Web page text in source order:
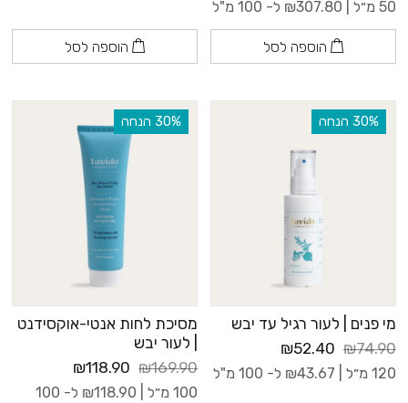
50 מ״ל | ₪307.80 ל- 100 מ"ל
הוספה לסל הוספה לסל
‫30% הנחה
מי פנים | לעור רגיל עד יבש
₪74.90
₪52.40
120 מ״ל | ₪43.67 ל- 100 מ"ל
‫30% הנחה
מסיכת לחות אנטי-אוקסידנט
| לעור יבש
₪169.90
₪118.90
100 מ״ל | ₪118.90
ל- 100